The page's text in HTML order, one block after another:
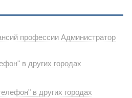
профессии Администратор
в других городах
в других городах